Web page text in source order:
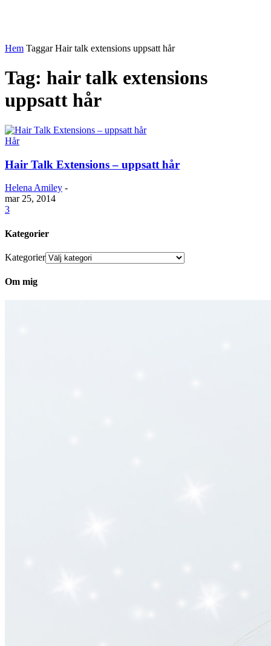
Hem Taggar Hair talk extensions uppsatt hår
Tag: hair talk extensions
uppsatt hår
Hår
Hair Talk Extensions – uppsatt hår
Helena Amiley -
mar 25, 2014
3
Kategorier
Kategorier
Om mig